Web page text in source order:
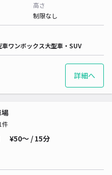
高さ
制限なし
車ワンボックス大型車・SUV
詳細へ
件
¥50〜 / 15分